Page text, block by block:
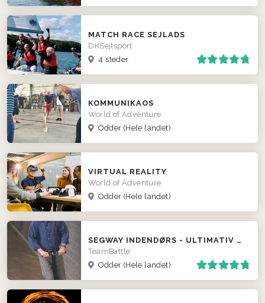
MATCH RACE SEJLADS
DKSejlsport
4 steder
KOMMUNIKAOS
World of Adventure
Odder (Hele landet)
VIRTUAL REALITY
World of Adventure
Odder (Hele landet)
SEGWAY INDENDØRS - ULTIMATIV POLTERABEND EVENT
TeamBattle
Odder (Hele landet)